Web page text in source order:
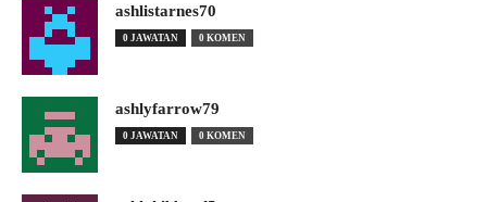
ashlistarnes70
0 JAWATAN 0 KOMEN
ashlyfarrow79
0 JAWATAN 0 KOMEN